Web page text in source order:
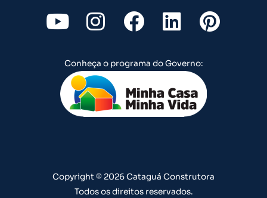
Y
o
u
t
u
b
I
n
s
t
a
g
m
F
a
c
e
b
o
L
i
n
k
e
d
P
i
t
Conheça o programa do Governo:
Copyright © 2026 Cataguá Construtora
Todos os direitos reservados.